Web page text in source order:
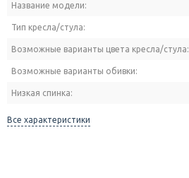
Название модели:
Тип кресла/стула:
Возможные варианты цвета кресла/стула:
Возможные варианты обивки:
Низкая спинка:
Все характеристики